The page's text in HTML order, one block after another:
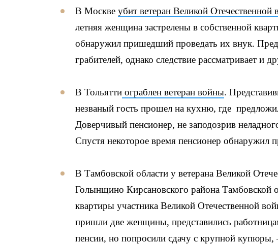
В Москве убит ветеран Великой Отечественной
летняя женщина застрелены в собственной
обнаружил пришедший проведать их внук.
грабителей, однако следствие рассматривает и
В Тольятти ограблен ветеран войны.
незваный гость прошел на кухню, где
Доверчивый пенсионер, не заподозрив
Спустя некоторое время пенсионер
В Тамбовской области у ветерана Великой
Голынщино Кирсановского района Тамбовской
квартиры участника Великой Отечественной
пришли две женщины, представились
пенсии, но попросили сдачу с крупной